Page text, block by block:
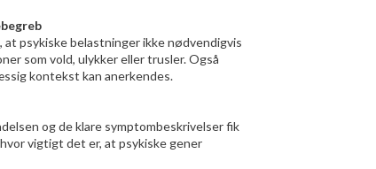
psykiske belastninger ikke nødvendigvis
som vold, ulykker eller trusler. Også
kontekst kan anerkendes.
og de klare symptombeskrivelser fik
vigtigt det er, at psykiske gener